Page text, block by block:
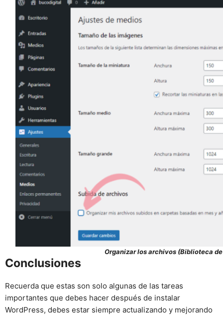
Organizar los archivos (Biblioteca
Conclusiones
Recuerda que estas son solo algunas de las tareas
importantes que debes hacer después de instalar
WordPress, debes estar siempre actualizando y mejorando